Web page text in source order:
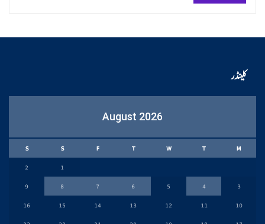
کلینڈر
August 2026
M
T
W
T
F
S
S
1
2
3
4
5
6
7
8
9
10
11
12
13
14
15
16